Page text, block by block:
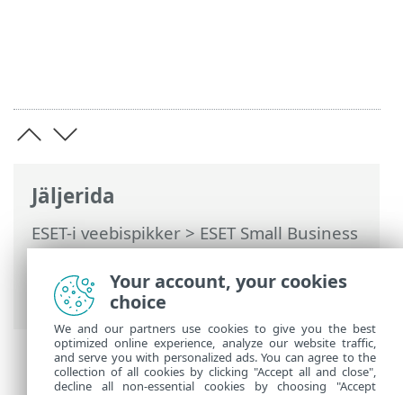
Jäljerida
ESET-i veebispikker>ESET Small Business
Security>Töötamine programmiga ESET
Small Business Security>Täpsem
häälestus
> Privaatsussätted
Your account, your cookies
choice
We and our partners use cookies to give you the best
optimized online experience, analyze our website traffic,
and serve you with personalized ads. You can agree to the
collection of all cookies by clicking "Accept all and close",
decline all non-essential cookies by choosing "Accept